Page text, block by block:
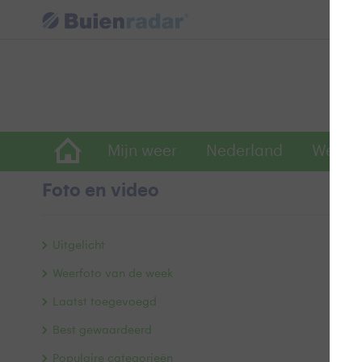
Mijn weer Nederland
Foto en video
Uitgelicht
Weerfoto van de week
Laatst toegevoegd
Best gewaardeerd
Populaire categorieën